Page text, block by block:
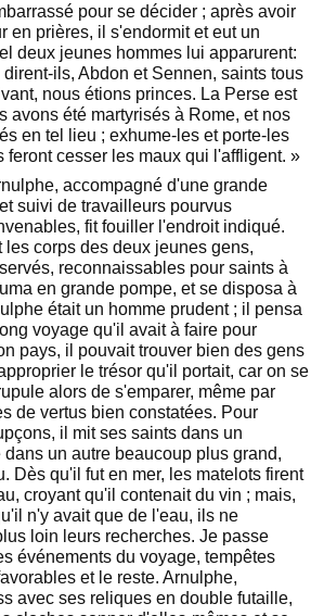
pour se décider ; après avoir
en prières, il s'endormit et eut un
deux jeunes hommes lui apparurent:
ils, Abdon et Sennen, saints tous
nous étions princes. La Perse est
avons été martyrisés à Rome, et nos
en tel lieu ; exhume-les et porte-les
feront cesser les maux qui l'affligent. »
accompagné d'une grande
suivi de travailleurs pourvus
fit fouiller l'endroit indiqué.
les corps des deux jeunes gens,
reconnaissables pour saints à
en grande pompe, et se disposa à
était un homme prudent ; il pensa
voyage qu'il avait à faire pour
pays, il pouvait trouver bien des gens
le trésor qu'il portait, car on se
alors de s'emparer, même par
de vertus bien constatées. Pour
il mit ses saints dans un
un autre beaucoup plus grand,
Dès qu'il fut en mer, les matelots firent
croyant qu'il contenait du vin ; mais,
n'y avait que de l'eau, ils ne
loin leurs recherches. Je passe
événements du voyage, tempêtes
et le reste. Arnulphe,
avec ses reliques en double futaille,